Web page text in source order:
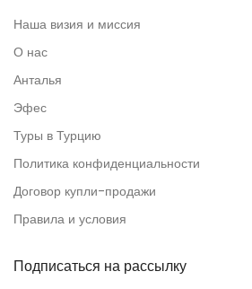
Наша визия и миссия
О нас
Анталья
Эфес
Туры в Турцию
Политика конфиденциальности
Договор купли-продажи
Правила и условия
Подписаться на рассылку